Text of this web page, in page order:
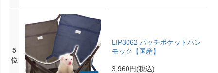
5
位
LIP3062 パッチポケットハン
モック【国産】
3,960円(税込)